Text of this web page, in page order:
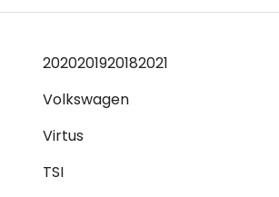
2020201920182021
Volkswagen
Virtus
TSI